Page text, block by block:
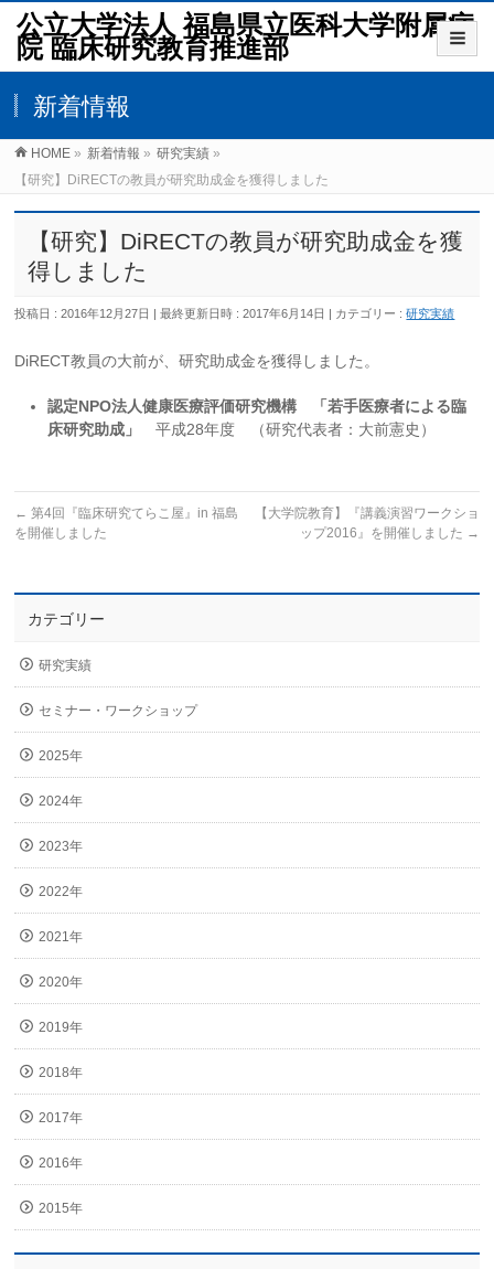
公立大学法人 福島県立医科大学附属病
院 臨床研究教育推進部
新着情報
HOME » 新着情報 » 研究実績 »
【研究】DiRECTの教員が研究助成金を獲得しました
【研究】DiRECTの教員が研究助成金を獲
得しました
投稿日 : 2016年12月27日 最終更新日時 : 2017年6月14日 カテゴリー :研究実績
DiRECT教員の大前が、研究助成金を獲得しました。
認定NPO法人健康医療評価研究機構 「若手医療者による臨
床研究助成」
平成28年度 （研究代表者：大前憲史）
← 第4回『臨床研究てらこ屋』in 福島
を開催しました
【大学院教育】『講義演習ワークショ
ップ2016』を開催しました →
カテゴリー
研究実績
セミナー・ワークショップ
2025年
2024年
2023年
2022年
2021年
2020年
2019年
2018年
2017年
2016年
2015年